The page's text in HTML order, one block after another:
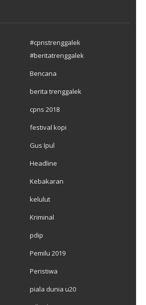
#cpnstrenggalek
#beritatrenggalek
Bencana
berita trenggalek
cpns 2018
festival kopi
Gus Ipul
Headline
Kebakaran
kelulut
Kriminal
pdip
Pemilu 2019
Peristiwa
piala dunia u20